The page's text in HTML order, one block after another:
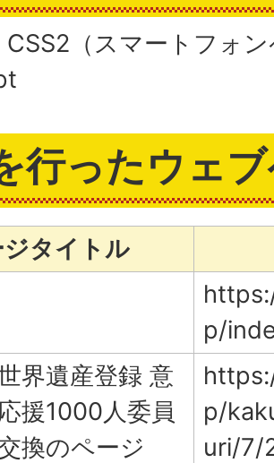
（スマートフォ
行ったウェ
タイトル
p/
界遺産登録 意
援1000人委員
換のページ
p/
uri/7/